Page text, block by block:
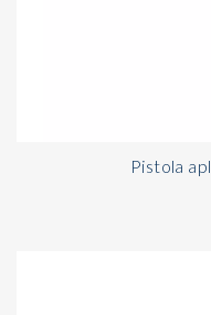
Pistola